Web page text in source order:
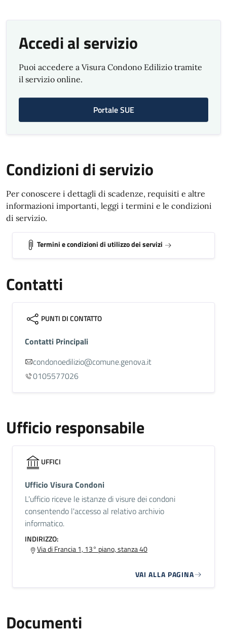
Accedi al servizio
Puoi accedere a Visura Condono Edilizio tramite
il servizio online.
Portale SUE
Condizioni di servizio
Per conoscere i dettagli di scadenze, requisiti e altre
informazioni importanti, leggi i termini e le condizioni
di servizio.
Termini e condizioni di utilizzo dei servizi
Contatti
PUNTI DI CONTATTO
Contatti Principali
condonoedilizio@comune.genova.it
0105577026
Ufficio responsabile
UFFICI
Ufficio Visura Condoni
L'ufficio riceve le istanze di visure dei condoni
consentendo l'accesso al relativo archivio
informatico.
INDIRIZZO:
Via di Francia 1, 13° piano, stanza 40
VAI ALLA PAGINA
Documenti